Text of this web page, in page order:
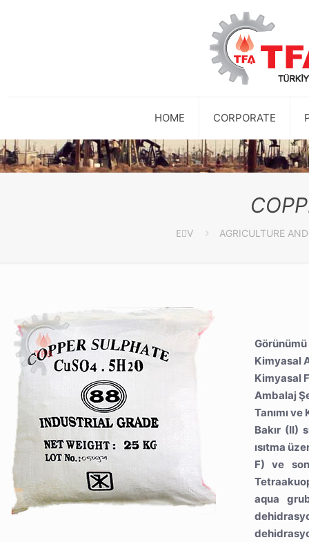
HOME CORPORATE
EٰV AGRICULTURE
Kimyasal
Kimyasal
Ambalaj
Tanımı ve
Bakır (II)
ısıtma
F) ve
aqua